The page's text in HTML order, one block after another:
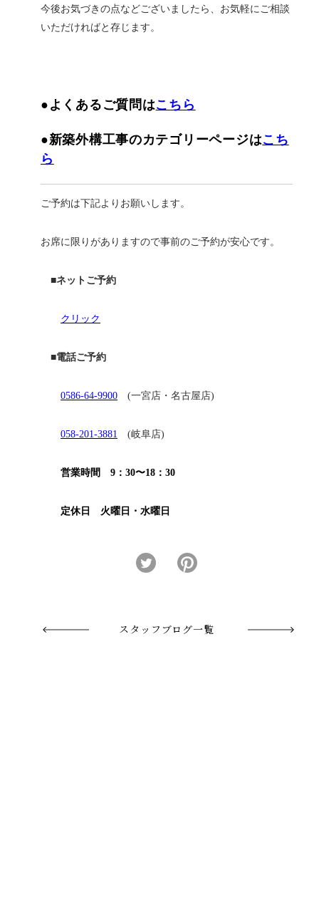
今後お気づきの点などございましたら、お気軽にご相談
いただければと存じます。
●よくあるご質問はこちら
●新築外構工事のカテゴリーページはこち
ら
ご予約は下記よりお願いします。
お席に限りがありますので事前のご予約が安心です。
■ネットご予約
クリック
■電話ご予約
0586-64-9900 (一宮店・名古屋店)
058-201-3881 (岐阜店)
営業時間 9：30〜18：30
定休日 火曜日・水曜日
スタッフブログ一覧